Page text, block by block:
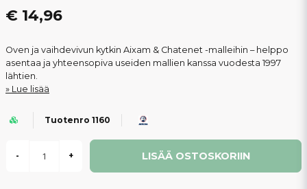
€ 14,96
Oven ja vaihdevivun kytkin Aixam & Chatenet -malleihin – helppo
asentaa ja yhteensopiva useiden mallien kanssa vuodesta 1997
lähtien.
Lue lisää
Tuotenro 1160
- + LISÄÄ OSTOSKORIIN